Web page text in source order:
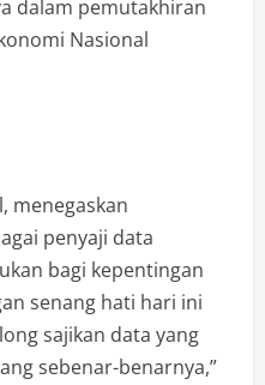
dalam pemutakhiran
Nasional
menegaskan
penyaji data
bagi kepentingan
senang hati hari ini
sajikan data yang
sebenar-benarnya,”